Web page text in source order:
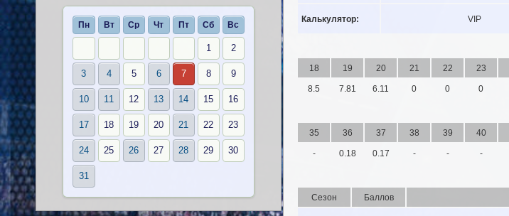
Калькулятор: VIP
18 19 20 21 22 23
8.5 7.81 6.11 0 0 0
35 36 37 38 39 40
- 0.18 0.17 - - -
Сезон Баллов
Пн Вт Ср Чт Пт Сб Вс
1 2
3 4 5 6 7 8 9
10 11 12 13 14 15 16
17 18 19 20 21 22 23
24 25 26 27 28 29 30
31